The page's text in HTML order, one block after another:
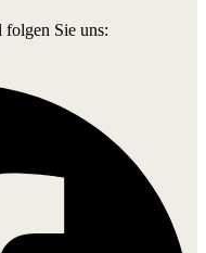
folgen Sie uns: